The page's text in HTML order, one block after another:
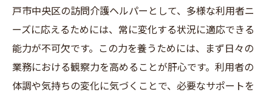
戸市中央区の訪問介護ヘルパーとして、多様な利用者ニ
ーズに応えるためには、常に変化する状況に適応できる
能力が不可欠です。この力を養うためには、まず日々の
業務における観察力を高めることが肝心です。利用者の
体調や気持ちの変化に気づくことで、必要なサポートを